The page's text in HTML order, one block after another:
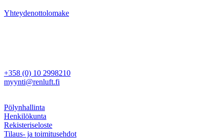
Yhteydenottolomake
+358 (0) 10 2998210
myynti@renluft.fi
Pölynhallinta
Henkilökunta
Rekisteriseloste
Tilaus- ja toimitusehdot